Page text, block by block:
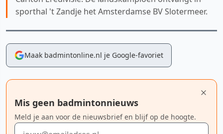
sporthal 't Zandje het Amsterdamse BV Slotermeer.
Maak badmintonline.nl je Google-favoriet
Mis geen badmintonnieuws
Meld je aan voor de nieuwsbrief en blijf op de hoogte.
E-mailadres